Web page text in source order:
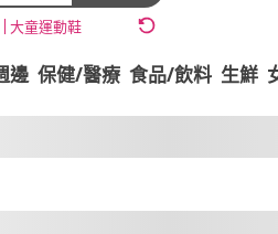
大童運動鞋
邊 保健/醫療 食品/飲料 生鮮